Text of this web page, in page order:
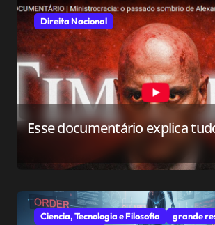
Direita Nacional
Esse documentário explica
Ciencia, Tecnologia e Filosofia grande